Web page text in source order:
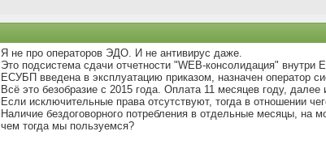
Я не про операторов ЭДО. И не антивирус даже.
Это подсистема сдачи отчетности "WEB-консолидация"
ЕСУБП введена в эксплуатацию приказом, назначен оператор
Всё это безобразие с 2015 года. Оплата 11 месяцев году, далее
Если исключительные права отсутствуют, тогда в отношении
Наличие бездоговорного потребления в отдельные месяцы, на
чем тогда мы пользуемся?